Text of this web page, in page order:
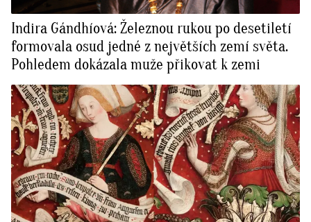
Indira Gándhíová: Železnou rukou po desetiletí
formovala osud jedné z největších zemí světa.
Pohledem dokázala muže přikovat k zemi